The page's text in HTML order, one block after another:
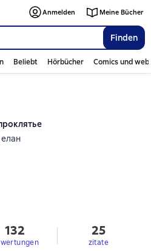
Finden
Anmelden Meine Bücher
Beliebt Hörbücher Comics und
verfügbar
132 25
zitate